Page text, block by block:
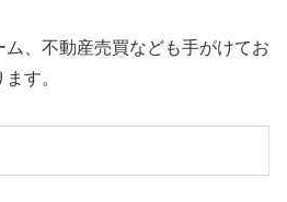
、不動産売買なども手がけてお
す。